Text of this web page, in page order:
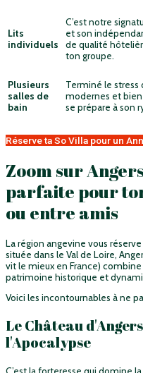
Lits
individuels
C’est notre
et son
de qualité
ton groupe.
Plusieurs
salles de
bain
Terminé le stress
modernes et
se prépare à son
Réserve ta So Villa pour un
Zoom sur
parfaite pour
ou entre amis
La région angevine vous
située dans le Val de Loire,
vit le mieux en France)
patrimoine historique et
Voici les incontournables à ne
Le Château
l'Apocalypse